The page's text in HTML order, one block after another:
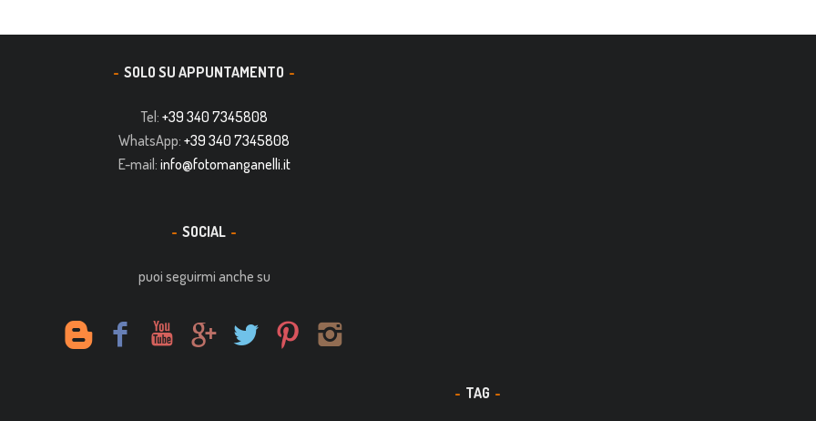
SOLO SU APPUNTAMENTO
Tel: +39 340 7345808
WhatsApp: +39 340 7345808
E-mail: info@fotomanganelli.it
SOCIAL
puoi seguirmi anche su
TAG